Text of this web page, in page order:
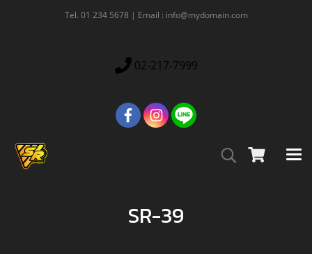
Tel. 01 234 5678 | Email : info@mydomain.com
02-217-7999
SR-39